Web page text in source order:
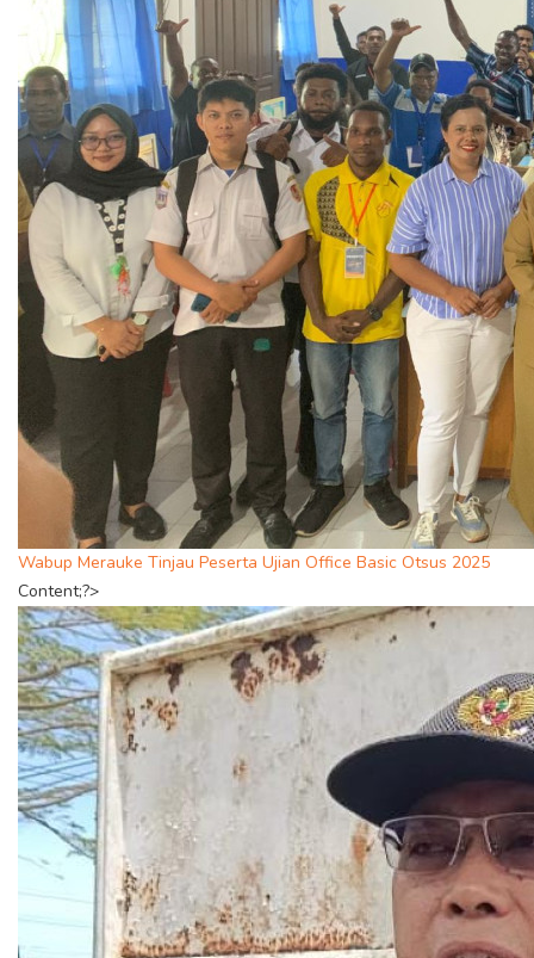
Wabup Merauke Tinjau Peserta Ujian Office Basic Otsus 2025
Content;?>